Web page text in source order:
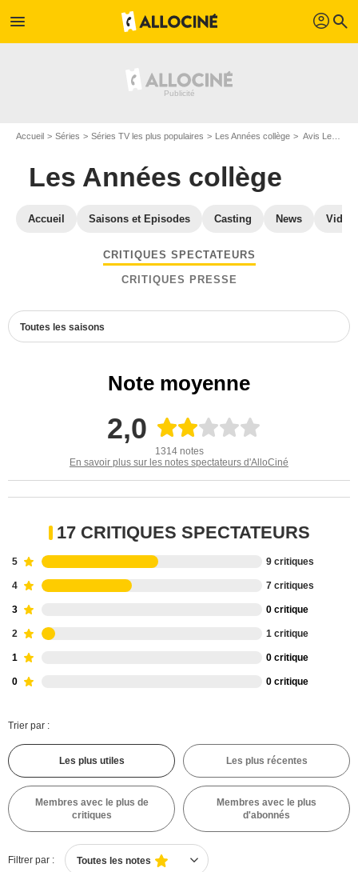
menu profil search
Accueil Séries Séries TV les plus populaires Les Années collège Avis Les Années collège
Les Années collège
Accueil Saisons et Episodes Casting News
CRITIQUES SPECTATEURS
CRITIQUES PRESSE
Toutes les saisons
Note moyenne
2,0
1314 notes
En savoir plus sur les notes spectateurs d'AlloCiné
17 CRITIQUES SPECTATEURS
5 9 critiques
4 7 critiques
3 0 critique
2 1 critique
1 0 critique
0 0 critique
Trier par :
Les plus utiles Les plus récentes
Membres avec le plus de
critiques
Membres avec le plus
d'abonnés
Filtrer par : Toutes les notes